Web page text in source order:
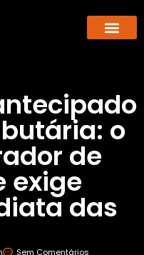
o
de
exige
das
Sem Comentários